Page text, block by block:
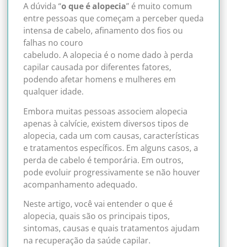
A dúvida “o que é alopecia” é muito comum
entre pessoas que começam a perceber queda
intensa de cabelo, afinamento dos fios ou
falhas no couro
cabeludo. A alopecia é o nome dado à perda
capilar causada por diferentes fatores,
podendo afetar homens e mulheres em
qualquer idade.
Embora muitas pessoas associem alopecia
apenas à calvície, existem diversos tipos de
alopecia, cada um com causas, características
e tratamentos específicos. Em alguns casos, a
perda de cabelo é temporária. Em outros,
pode evoluir progressivamente se não houver
acompanhamento adequado.
Neste artigo, você vai entender o que é
alopecia, quais são os principais tipos,
sintomas, causas e quais tratamentos ajudam
na recuperação da saúde capilar.